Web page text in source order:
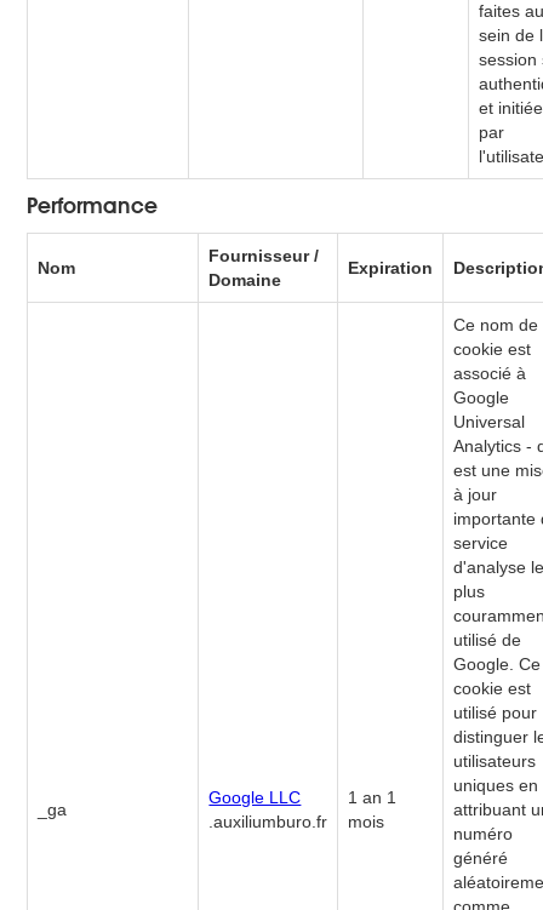
faites
sein de
session
et
par
Performance
Nom
Fournisseur /
Domaine
Expiration
_ga
Google LLC
.auxiliumburo.fr
1 an 1
mois
Ce nom de
cookie est
associé à
Google
Universal
Analytics -
est une
à jour
importante
service
d'analyse
plus
utilisé de
Google. Ce
cookie est
utilisé pour
distinguer
utilisateurs
uniques en
attribuant
numéro
généré